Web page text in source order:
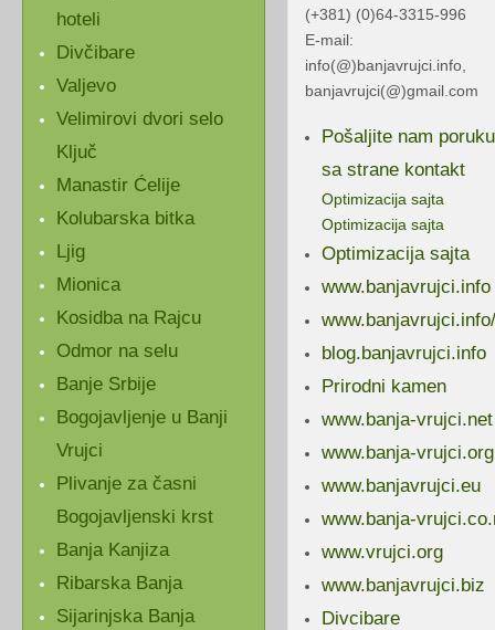
hoteli
Divčibare
Valjevo
Velimirovi dvori selo
Ključ
Manastir Ćelije
Kolubarska bitka
Ljig
Mionica
Kosidba na Rajcu
Odmor na selu
Banje Srbije
Bogojavljenje u Banji
Vrujci
Plivanje za časni
Bogojavljenski krst
Banja Kanjiza
Ribarska Banja
Sijarinjska Banja
(+381) (0)64-3315-996
E-mail:
info(@)banjavrujci.info,
banjavrujci(@)gmail.com
Pošaljite nam poruku
sa strane kontakt
Optimizacija sajta
Optimizacija sajta
Optimizacija sajta
www.banjavrujci.info
blog.banjavrujci.info
Prirodni kamen
www.banja-vrujci.net
www.banja-vrujci.org
www.banjavrujci.eu
www.banja-
www.vrujci.org
www.banjavrujci.biz
Divcibare